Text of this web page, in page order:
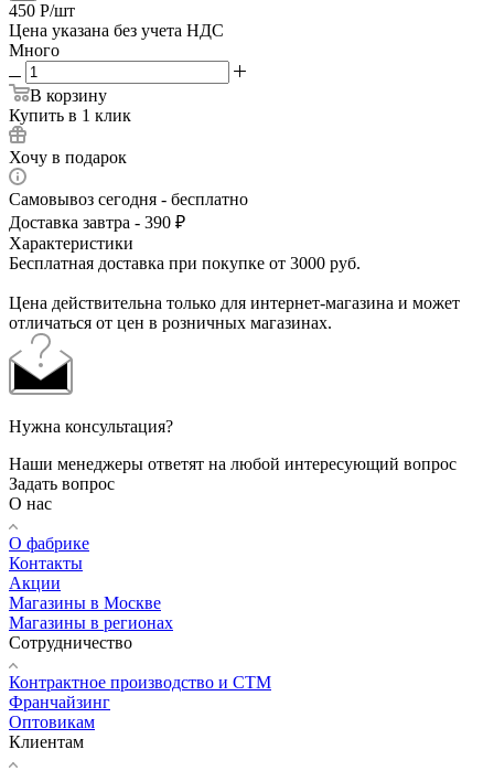
450 Р/шт
Цена указана без учета НДС
Много
В корзину
Купить в 1 клик
Хочу в подарок
Самовывоз сегодня - бесплатно
Доставка завтра - 390 ₽
Характеристики
Бесплатная доставка при покупке от 3000 руб.
Цена действительна только для интернет-магазина и может
отличаться от цен в розничных магазинах.
Нужна консультация?
Наши менеджеры ответят на любой интересующий вопрос
Задать вопрос
О нас
О фабрике
Контакты
Акции
Магазины в Москве
Магазины в регионах
Сотрудничество
Контрактное производство и СТМ
Франчайзинг
Оптовикам
Клиентам